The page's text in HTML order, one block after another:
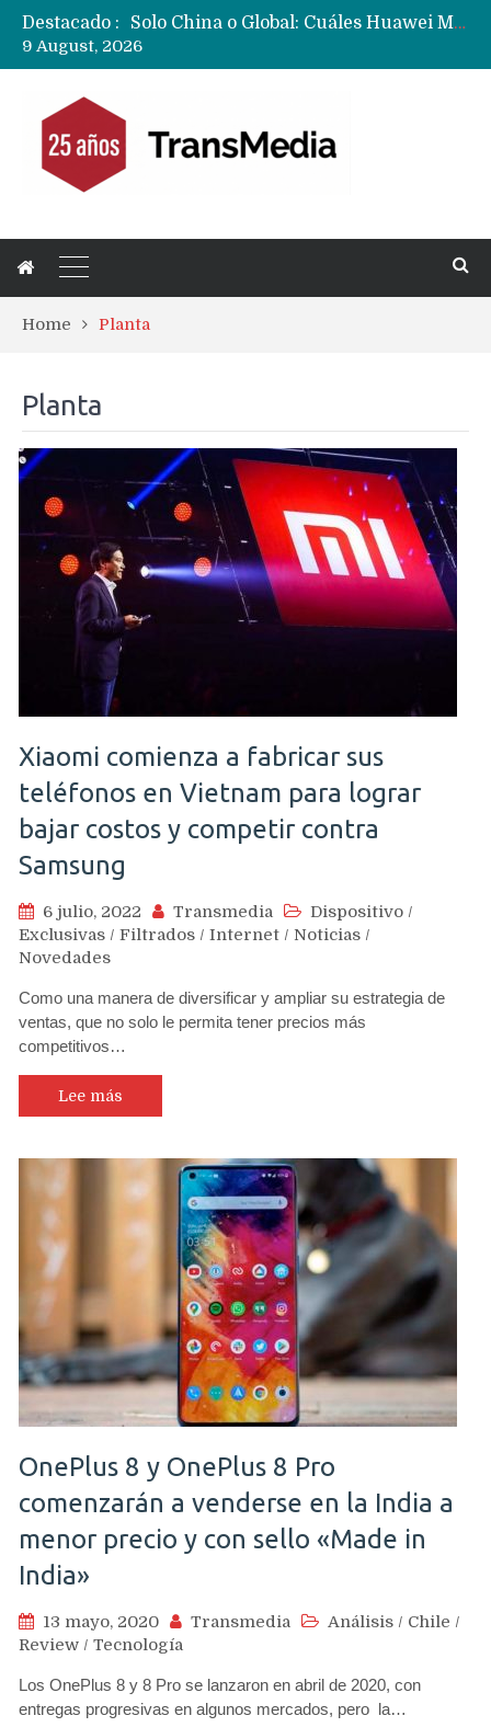
Destacado :
Solo China o Global: Cuáles Huawei MateBook, MatePad y Nova llegarán a Europa y LATAM?
Fabricantes suben precios de teléfonos y ganan más dinero en un mercado donde Xiaomi alerta por no mejorar ventas
9 August, 2026
Home Planta
Planta
Xiaomi comienza a fabricar sus
teléfonos en Vietnam para lograr
bajar costos y competir contra
Samsung
6 julio, 2022 Transmedia Dispositivo /
Exclusivas / Filtrados / Internet / Noticias /
Novedades
Como una manera de diversificar y ampliar su estrategia de
ventas, que no solo le permita tener precios más
competitivos…
Lee más
OnePlus 8 y OnePlus 8 Pro
comenzarán a venderse en la India a
menor precio y con sello «Made in
India»
13 mayo, 2020 Transmedia Análisis / Chile /
Review / Tecnología
Los OnePlus 8 y 8 Pro se lanzaron en abril de 2020, con
entregas progresivas en algunos mercados, pero la…